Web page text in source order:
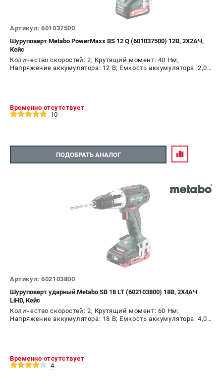
Артикул: 601037500
Шуруповерт Metabo PowerMaxx BS 12 Q (601037500) 12В, 2X2АЧ,
Кейс
Количество скоростей: 2; Крутящий момент: 40 Нм;
Напряжение аккумулятора: 12 В; Емкость аккумулятора: 2,0
Временно отсутствует
10
ПОДОБРАТЬ АНАЛОГ
Артикул: 602103800
Шуруповерт ударный Metabo SB 18 LT (602103800) 18В, 2X4АЧ
LiHD, Кейс
Количество скоростей: 2; Крутящий момент: 60 Нм;
Напряжение аккумулятора: 18 В; Емкость аккумулятора: 4,0
Временно отсутствует
4